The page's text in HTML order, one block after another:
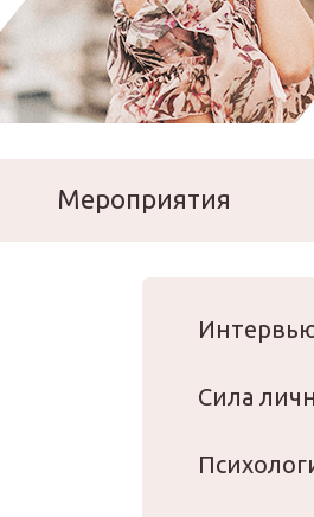
Мероприятия
Сила